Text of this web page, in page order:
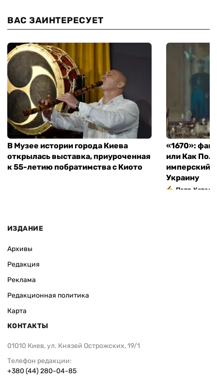
ВАС ЗАИНТЕРЕСУЕТ
В Музее истории города Киева
открылась выставка, приуроченная
к 55-летию побратимства с Киото
«1670»:
или Как
имперский
Украину
Петр
ИЗДАНИЕ
Архивы
Редакция
Реклама
Редакционная политика
Карта
КОНТАКТЫ
01010 Киев, ул. Князей Острожских, 19/1
Телефон редакции:
+380 (44) 280-04-85